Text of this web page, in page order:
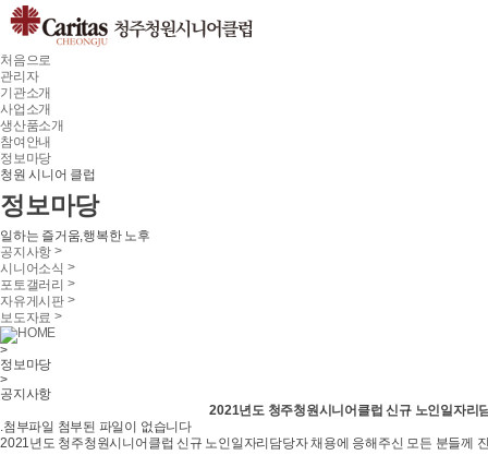
처음으로
관리자
기관소개
사업소개
생산품소개
참여안내
정보마당
청원 시니어 클럽
정보마당
일하는 즐거움,행복한 노후
공지사항 >
시니어소식 >
포토갤러리 >
자유게시판>
보도자료 >
HOME
>
정보마당
>
공지사항
2021년도 청주청원시니어클럽 신규 노인일자리
.첨부파일 첨부된 파일이 없습니다
2021년도 청주청원시니어클럽 신규 노인일자리담당자 채용에 응해주신 모든 분들께